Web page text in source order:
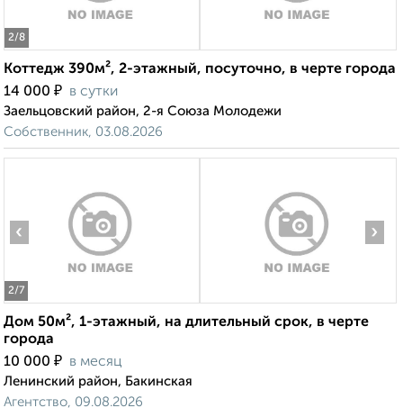
2/8
Коттедж 390м², 2-этажный, посуточно, в черте города
14 000 ₽ в сутки
Заельцовский район, 2-я Союза Молодежи
Собственник, 03.08.2026
2/7
‹ ›
Дом 50м², 1-этажный, на длительный срок, в черте
города
10 000 ₽ в месяц
Ленинский район, Бакинская
Агентство, 09.08.2026